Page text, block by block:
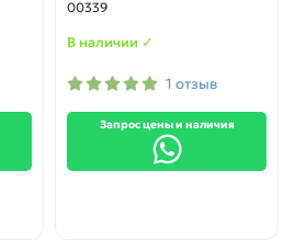
00339
В наличии ✓
1 отзыв
Запрос цены и наличия